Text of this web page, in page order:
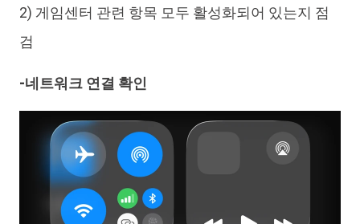
2) 게임센터 관련 항목 모두 활성화되어 있는지 점
검
-네트워크 연결 확인